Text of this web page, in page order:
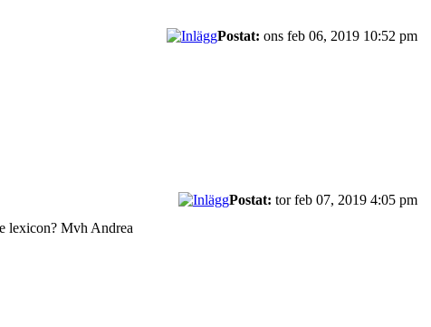
Postat: ons feb 06, 2019 10:52 pm
Postat: tor feb 07, 2019 4:05 pm
lexicon? Mvh Andrea